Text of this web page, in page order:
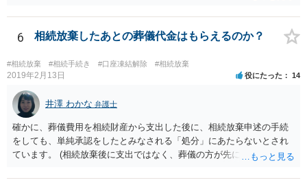
範囲となります。 一般的には、全員で相続する方が税金はお得です。
また、全員で相続しても、話し合いの結果、親がすべて相続と決める
こともできます。この場合でも相続の非課税枠は、全員で相続した540
0万円分使えます。 父が亡くなり、母が全部相続すると、母から三人
で相続する際は、4800万円が非課税枠となります。 そうすると、母が
亡くなってから相続すると、両親のどちらかが亡くなってから相続す
るより非課税の枠が減少します。 計画的に相続をするのがおすすめと
いうことになります。これ以外にも気をつける点はあるかもしれませ
んので、一度相談して想定するのがおすすめと思います。
6 相続放棄したあとの葬儀代金はもらえるのか？
#相続放棄 #相続手続き #口座凍結解除 #相続放棄
2019年2月13日 役にたった 14
井澤 わかな 弁護士
確かに、葬儀費用を相続財産から支出した後に、相続放棄申述の手続
をしても、単純承認をしたとみなされる「処分」にあたらないとされ
ています。 (相続放棄後に支出ではなく、葬儀の方が先に来るのが通常
述の手続ということだと思いますが) ただ、葬儀費用ならいくらでもよ